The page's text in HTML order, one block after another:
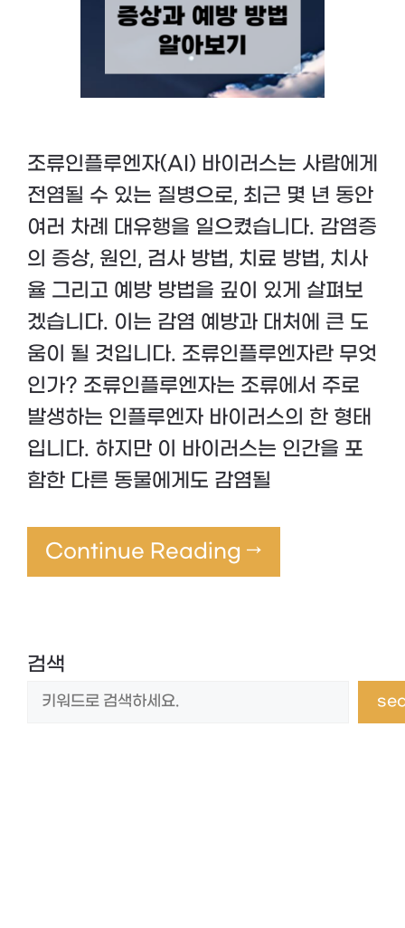
조류인플루엔자(AI) 바이러스는 사람에게
전염될 수 있는 질병으로, 최근 몇 년 동안
여러 차례 대유행을 일으켰습니다. 감염증
의 증상, 원인, 검사 방법, 치료 방법, 치사
율 그리고 예방 방법을 깊이 있게 살펴보
겠습니다. 이는 감염 예방과 대처에 큰 도
움이 될 것입니다. 조류인플루엔자란 무엇
인가? 조류인플루엔자는 조류에서 주로
발생하는 인플루엔자 바이러스의 한 형태
입니다. 하지만 이 바이러스는 인간을 포
함한 다른 동물에게도 감염될
Continue Reading →
검색